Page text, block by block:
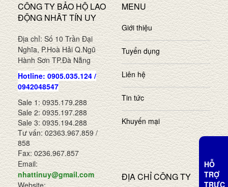
CÔNG TY BẢO HỘ LAO
ĐỘNG NHÂT TÍN UY
Địa chỉ: Số 10 Trần Đại
Nghĩa, P.Hoà Hải Q.Ngũ
Hành Sơn TP.Đà Nẵng
Hotline: 0905.035.124 /
0942048547
Sale 1: 0935.179.288
Sale 2: 0935.197.288
Sale 3: 0935.194.288
Tư vấn: 02363.967.859 /
858
Fax: 0236.967.857
Email:
nhattinuy@gmail.com
MENU
Giới thiệu
Tuyển dụng
Liên hệ
Tin tức
Khuyến mại
ĐỊA CHỈ CÔNG TY
HỖ
TRỢ
TRỰC